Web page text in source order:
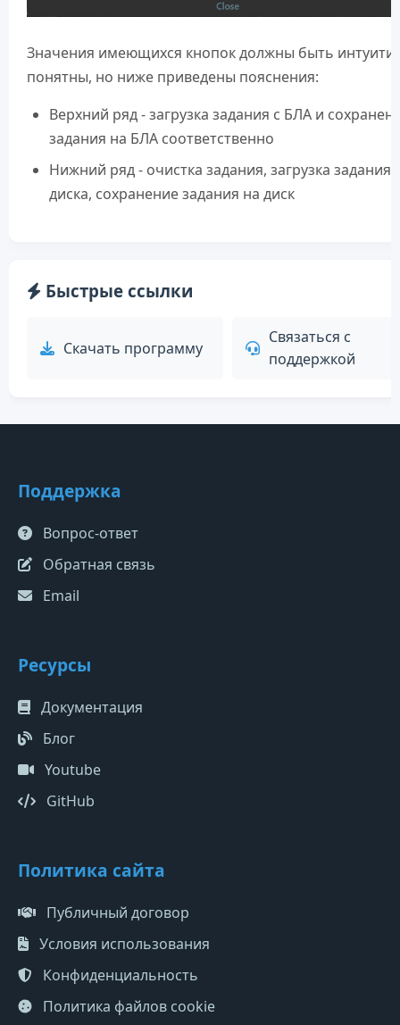
Значения имеющихся кнопок должны быть
понятны, но ниже приведены пояснения:
Верхний ряд - загрузка задания с БЛА и
задания на БЛА соответственно
Нижний ряд - очистка задания, загрузка задания
диска, сохранение задания на диск
Быстрые ссылки
Скачать программу
Связаться с
поддержкой
Поддержка
Вопрос-ответ
Обратная связь
Email
Ресурсы
Документация
Блог
Youtube
GitHub
Политика сайта
Публичный договор
Условия использования
Конфиденциальность
Политика файлов cookie